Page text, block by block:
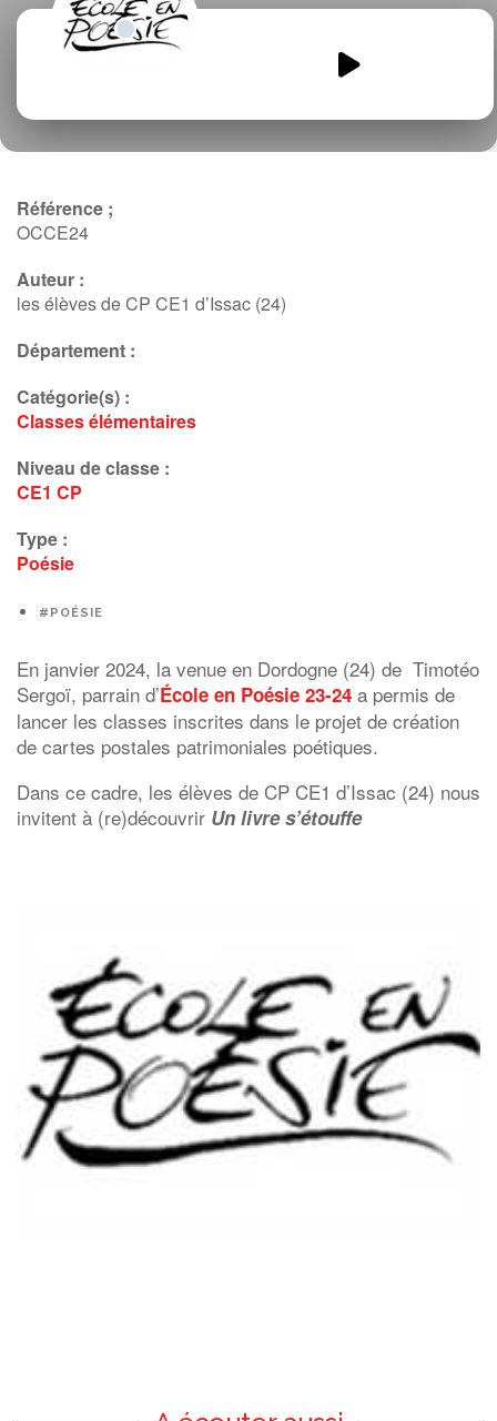
Un-livre-s_etouffe-Eliette-
Référence ;
OCCE24
Auteur :
les élèves de CP CE1 d’Issac (24)
Département :
Catégorie(s) :
Classes élémentaires
Niveau de classe :
CE1 CP
Type :
Poésie
#POÉSIE
En janvier 2024, la venue en Dordogne (24) de Timotéo
Sergoï, parrain d’École en Poésie 23-24 a permis de
lancer les classes inscrites dans le projet de création
de cartes postales patrimoniales poétiques.
Dans ce cadre, les élèves de CP CE1 d’Issac (24) nous
invitent à (re)découvrir Un livre s’étouffe